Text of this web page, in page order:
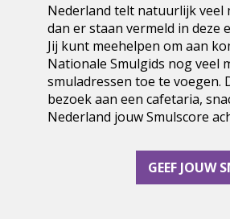
Nederland telt natuurlijk veel
dan er staan vermeld in deze
Jij kunt meehelpen om aan
Nationale Smulgids nog veel
smuladressen toe te voegen.
bezoek aan een cafetaria,
Nederland jouw Smulscore
GEEF JOUW